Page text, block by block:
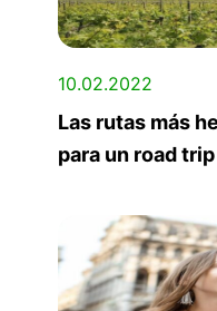
10.02.2022
Las rutas más
para un road trip